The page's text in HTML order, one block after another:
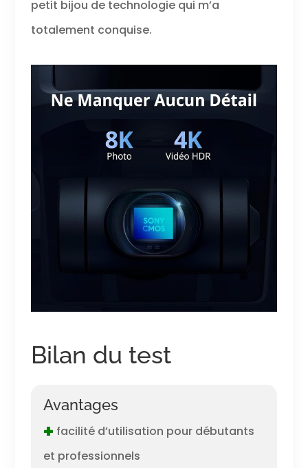
petit bijou de technologie qui m’a
totalement conquise.
Bilan du test
Avantages
+ facilité d’utilisation pour débutants
et professionnels